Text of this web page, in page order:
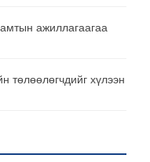
ажиллагаагаа
төлөөлөгчдийг хүлээн